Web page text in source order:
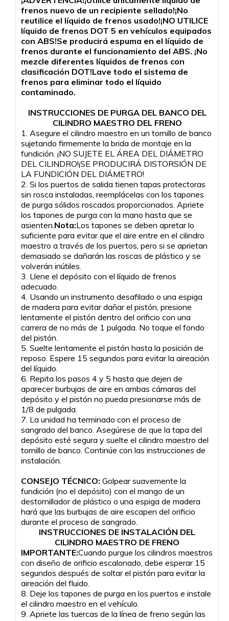
frenos nuevo de un recipiente sellado!¡No
reutilice el líquido de frenos usado!¡NO UTILICE
líquido de frenos DOT 5 en vehículos equipados
con ABS!Se producirá espuma en el líquido de
frenos durante el funcionamiento del ABS. ¡No
mezcle diferentes líquidos de frenos con
clasificación DOT!Lave todo el sistema de
frenos para eliminar todo el líquido
contaminado.
INSTRUCCIONES DE PURGA DEL BANCO DEL
CILINDRO MAESTRO DEL FRENO
1. Asegure el cilindro maestro en un tornillo de banco
sujetando firmemente la brida de montaje en la
fundición. ¡NO SUJETE EL ÁREA DEL DIÁMETRO
DEL CILINDRO!¡SE PRODUCIRÁ DISTORSIÓN DE
LA FUNDICIÓN DEL DIÁMETRO!
2. Si los puertos de salida tienen tapas protectoras
sin rosca instaladas, reemplácelas con los tapones
de purga sólidos roscados proporcionados. Apriete
los tapones de purga con la mano hasta que se
asienten. Nota:Los tapones se deben apretar lo
suficiente para evitar que el aire entre en el cilindro
maestro a través de los puertos, pero si se aprietan
demasiado se dañarán las roscas de plástico y se
volverán inútiles.
3. Llene el depósito con el líquido de frenos
adecuado.
4. Usando un instrumento desafilado o una espiga
de madera para evitar dañar el pistón, presione
lentamente el pistón dentro del orificio con una
carrera de no más de 1 pulgada. No toque el fondo
del pistón.
5. Suelte lentamente el pistón hasta la posición de
reposo. Espere 15 segundos para evitar la aireación
del líquido.
6. Repita los pasos 4 y 5 hasta que dejen de
aparecer burbujas de aire en ambas cámaras del
depósito y el pistón no pueda presionarse más de
1/8 de pulgada.
7. La unidad ha terminado con el proceso de
sangrado del banco. Asegúrese de que la tapa del
depósito esté segura y suelte el cilindro maestro del
tornillo de banco. Continúe con las instrucciones de
instalación.
CONSEJO TÉCNICO: Golpear suavemente la
fundición (no el depósito) con el mango de un
destornillador de plástico o una espiga de madera
hará que las burbujas de aire escapen del orificio
durante el proceso de sangrado.
INSTRUCCIONES DE INSTALACIÓN DEL
CILINDRO MAESTRO DE FRENO
IMPORTANTE:Cuando purgue los cilindros maestros
con diseño de orificio escalonado, debe esperar 15
segundos después de soltar el pistón para evitar la
aireación del fluido.
8. Deje los tapones de purga en los puertos e instale
el cilindro maestro en el vehículo.
9. Apriete las tuercas de la línea de freno según las